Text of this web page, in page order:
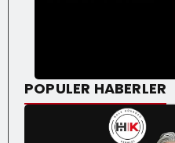
POPULER HABERLER